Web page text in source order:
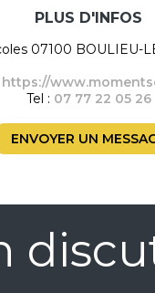
PLUS D'INFOS
07100 BOULIEU-
https://
Tel : 07 77 22 05 26
ENVOYER UN